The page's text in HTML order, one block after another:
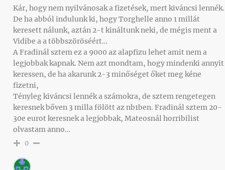
Kár, hogy nem nyilvánosak a fizetések, mert kiváncsi lennék.
De ha abból indulunk ki, hogy Torghelle anno 1 millát
keresett nálunk, aztán 2-t kináltunk neki, de mégis ment a
Vidibe a a többszöröséért…
A Fradinál sztem ez a 9000 az alapfizu lehet amit nem a
legjobbak kapnak. Nem azt mondtam, hogy mindenki annyit
keressen, de ha akarunk 2-3 minőséget őket meg kéne
fizetni,
Tényleg kiváncsi lennék a számokra, de sztem rengetegen
keresnek bőven 3 milla fölött az nb1ben. Fradinál sztem 20-
30e eurot keresnek a legjobbak, Mateosnál horribilist
olvastam anno…
0